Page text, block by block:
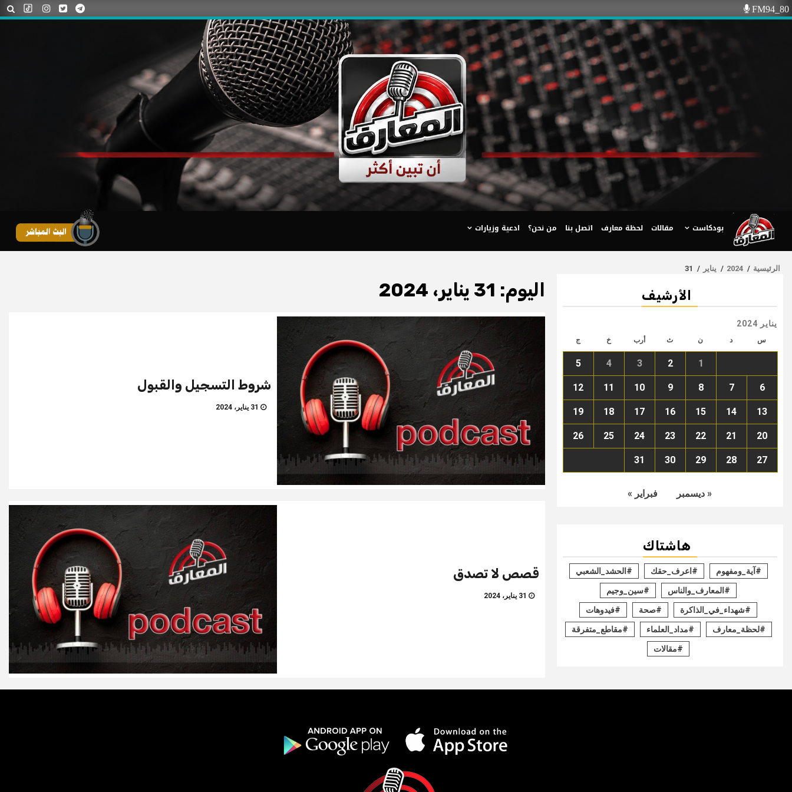
Skip
to
FM94_80
بودكاست مقالات لحظة معارف اتصل بنا من نحن؟ ادعية وزيارات
الرئيسية 2024 يناير 31
اليوم: 31 يناير، 2024
شروط التسجيل والقبول
قصص لا تصدق
الأرشيف
يناير 2024
س د ن ث أرب خ ج
1
2
3
4
5
6
7
8
9
10
11
12
13
14
15
16
17
18
19
20
21
22
23
24
25
26
27
28
29
30
31
« ديسمبر فبراير »
هاشتاك
#آية_ومفهوم #اعرف_حقك #الحشد_الشعبي
#المعارف_والناس #سين_وجيم
#شهداء_في_الذاكرة #صحة #فيدوهات
#لحظة_معارف #مداد_العلماء #مقاطع_متفرقة
#مقالات